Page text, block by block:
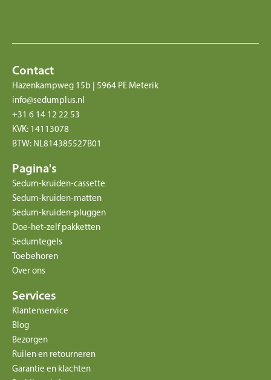
Contact
Hazenkampweg 15b | 5964 PE Meterik
info@sedumplus.nl
+31 6 14 12 22 53
KVK: 14113078
BTW: NL814385527B01
Pagina's
Sedum-kruiden-cassette
Sedum-kruiden-matten
Sedum-kruiden-pluggen
Doe-het-zelf pakketten
Sedumtegels
Toebehoren
Over ons
Services
Klantenservice
Blog
Bezorgen
Ruilen en retourneren
Garantie en klachten